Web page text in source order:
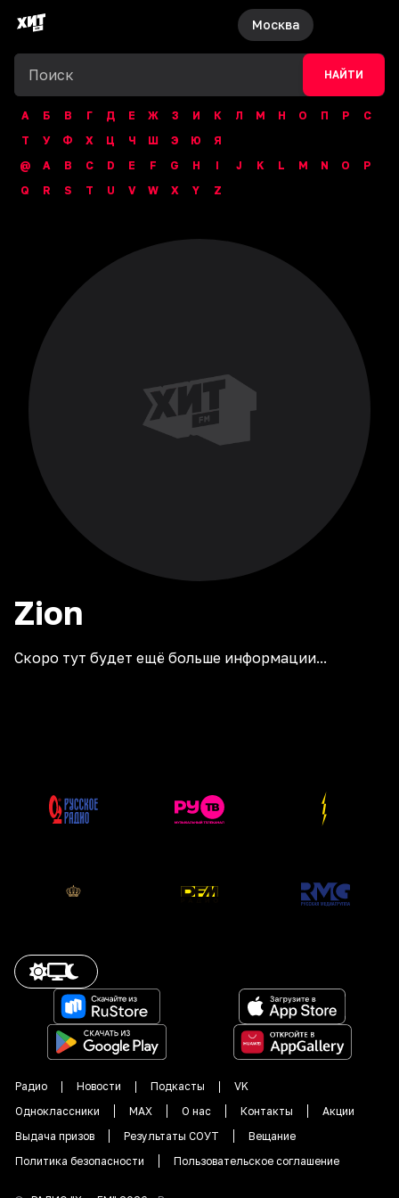
Москва
НАЙТИ
А Б В Г Д Е Ж З И К Л М Н О П Р
С
Т
У Ф Х Ц Ч Ш Э Ю
Я
@
A B C D E F G H I J K L M N O
P
Q
R S T U V W X Y Z
Zion
Скоро тут будет ещё больше информации...
Радио Новости Подкасты
VK
Одноклассники
MAX О нас Контакты
Акции
Выдача призов
Результаты СОУТ
Вещание
Политика безопасности
Пользовательское соглашение